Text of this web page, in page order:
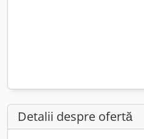
Detalii despre ofertă